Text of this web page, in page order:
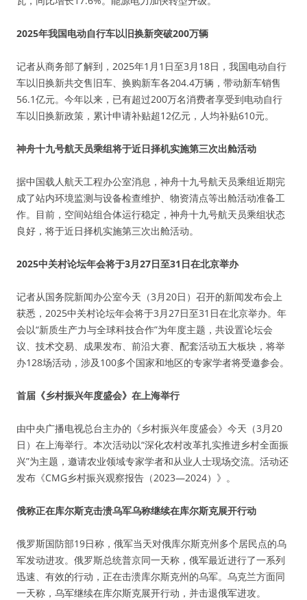
2025年我国电动自行车以旧换新突破200万辆
记者从商务部了解到，2025年1月1日至3月18日，我国电动自行
车以旧换新共交售旧车、换购新车各204.4万辆，带动新车销售
56.1亿元。今年以来，已有超过200万名消费者享受到电动自行
车以旧换新政策，累计申请补贴超12亿元，人均补贴610元。
神舟十九号航天员乘组将于近日择机实施第三次出舱活动
据中国载人航天工程办公室消息，神舟十九号航天员乘组近期完
成了站内环境监测与设备检查维护、物资清点等出舱活动准备工
作。目前，空间站组合体运行稳定，神舟十九号航天员乘组状态
良好，将于近日择机实施第三次出舱活动。
2025中关村论坛年会将于3月27日至31日在北京举办
记者从国务院新闻办公室今天（3月20日）召开的新闻发布会上
获悉，2025中关村论坛年会将于3月27日至31日在北京举办。年
会以“新质生产力与全球科技合作”为年度主题，共设置论坛会
议、技术交易、成果发布、前沿大赛、配套活动五大板块，将举
办128场活动，涉及100多个国家和地区的专家学者将受邀参会。
首届《乡村振兴年度盛会》在上海举行
由中央广播电视总台主办的《乡村振兴年度盛会》今天（3月20
日）在上海举行。本次活动以“深化农村改革扎实推进乡村全面振
兴”为主题，邀请农业领域专家学者和从业人士现场交流。活动还
发布《CMG乡村振兴观察报告（2023—2024）》。
俄称正在库尔斯克击溃乌军乌称继续在库尔斯克展开行动
俄罗斯国防部19日称，俄军当天对俄库尔斯克州多个居民点的乌
军发动进攻。俄罗斯总统普京同一天称，俄军最近进行了一系列
迅速、有效的行动，正在击溃库尔斯克州的乌军。乌克兰方面同
一天称，乌军继续在库尔斯克展开行动，并击退俄军进攻。